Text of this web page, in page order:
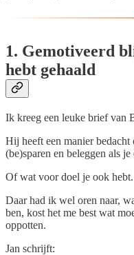
1. Gemotiveerd
hebt gehaald
Ik kreeg een leuke brief van
Hij heeft een manier
(be)sparen en beleggen als
Of wat voor doel je ook hebt.
Daar had ik wel oren naar,
ben, kost het me best wat
oppotten.
Jan schrijft: